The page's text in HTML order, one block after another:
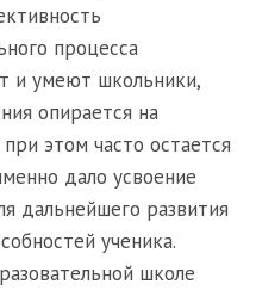
процесса
и умеют школьники,
опирается на
этом часто остается
дало усвоение
дальнейшего развития
ученика.
школе